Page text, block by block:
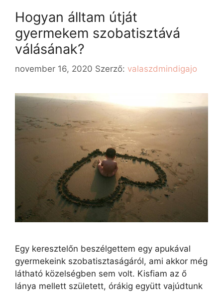
Hogyan álltam útját
gyermekem szobatisztává
válásának?
november 16, 2020 Szerző: valaszdmindigajo
Egy keresztelőn beszélgettem egy apukával
gyermekeink szobatisztaságáról, ami akkor még
látható közelségben sem volt. Kisfiam az ő
lánya mellett született, órákig együtt vajúdtunk